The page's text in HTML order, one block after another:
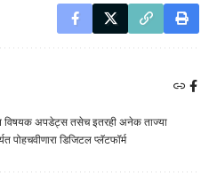
विषयक अपडेट्स तसेच इतरही अनेक ताज्या
पोहचवीणारा डिजिटल प्लॅटफॉर्म